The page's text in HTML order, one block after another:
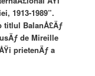
1913-1989”.
titlul BalanÅ£Äƒ
de Mireille
prietenÄƒ a